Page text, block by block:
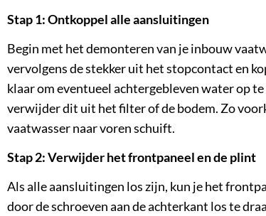
Stap 1: Ontkoppel alle aansluitingen
Begin met het demonteren van je inbouw
vervolgens de stekker uit het stopcontact en
klaar om eventueel achtergebleven water op
verwijder dit uit het filter of de bodem. Zo
vaatwasser naar voren schuift.
Stap 2: Verwijder het frontpaneel en de plint
Als alle aansluitingen los zijn, kun je het
door de schroeven aan de achterkant los te